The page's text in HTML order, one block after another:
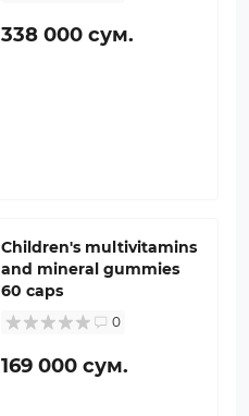
338 000 сум.
Children's multivitamins
and mineral gummies
60 caps
0
169 000 сум.